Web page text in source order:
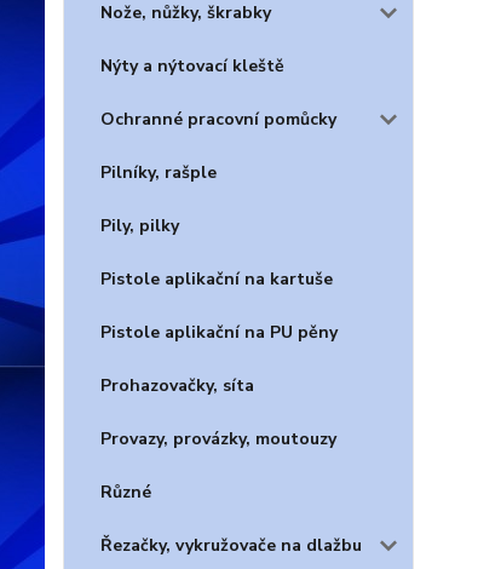
Nože, nůžky, škrabky
Nýty a nýtovací kleště
Ochranné pracovní pomůcky
Pilníky, rašple
Pily, pilky
Pistole aplikační na kartuše
Pistole aplikační na PU pěny
Prohazovačky, síta
Provazy, provázky, moutouzy
Různé
Řezačky, vykružovače na dlažbu